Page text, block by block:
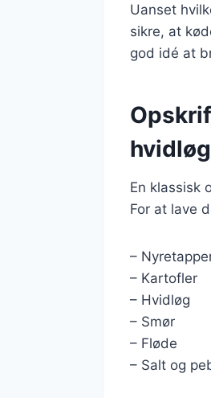
Uanset
sikre, at
god idé at
hvidløg
En klassisk
For at lave
–
– Kartofler
– Hvidløg
– Smør
– Fløde
– Salt og